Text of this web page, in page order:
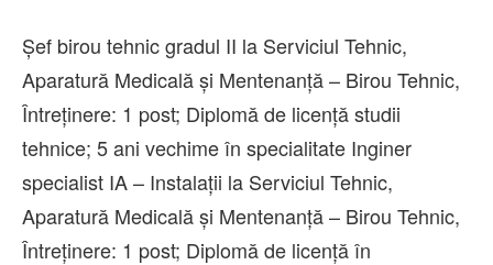
Șef birou tehnic gradul II la Serviciul Tehnic,
Aparatură Medicală și Mentenanță – Birou Tehnic,
Întreținere: 1 post; Diplomă de licență studii
tehnice; 5 ani vechime în specialitate Inginer
specialist IA – Instalații la Serviciul Tehnic,
Aparatură Medicală și Mentenanță – Birou Tehnic,
Întreținere: 1 post; Diplomă de licență în